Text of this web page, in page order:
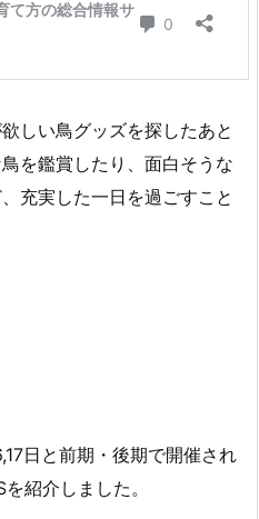
しい鳥グッズを探したあと
を鑑賞したり、面白そうな
充実した一日を過ごすこと
日と前期・後期で開催され
紹介しました。